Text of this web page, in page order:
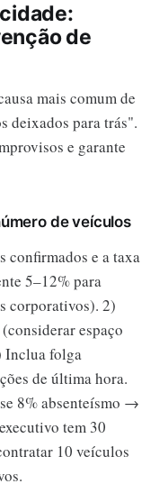
de
mais comum de
deixados para trás".
e garante
de veículos
confirmados e a taxa
5–12% para
corporativos). 2)
espaço
Inclua folga
de última hora.
8% absenteísmo →
tem 30
10 veículos